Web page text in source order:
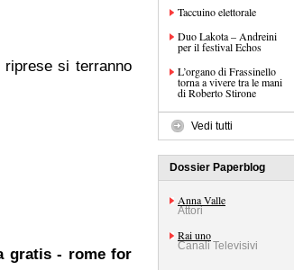
si terranno
gratis - rome for
Taccuino elettorale
Duo Lakota – Andreini
per il festival Echos
L’organo di Frassinello
torna a vivere tra le mani
di Roberto Stirone
Vedi tutti
Dossier Paperblog
Anna Valle
Attori
Rai uno
Canali Televisivi